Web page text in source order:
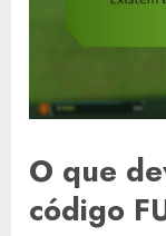
O que
código